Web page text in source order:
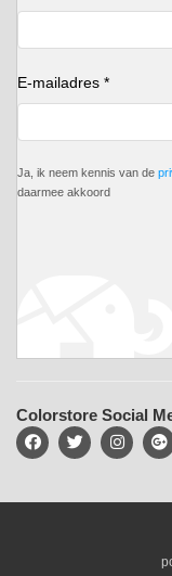
E-mailadres *
Ja, ik neem kennis van de
daarmee akkoord
Colorstore Social